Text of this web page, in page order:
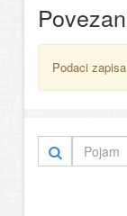
Podaci